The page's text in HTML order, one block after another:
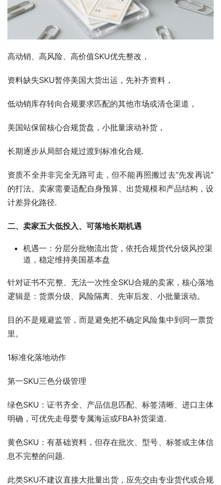
高动销、高风险、高价值SKU优先整改，
资料缺失SKU暂停美国大货出运，先补齐资料，
低动销库存转向合规要求匹配的其他市场或清仓渠道，
美国站保留核心合规货盘，小批量滚动补货，
长期逐步从局部合规过渡到标准化合规.
资质不全并非完全无路可走，但不能再照搬过去“先发再说”
的打法。卖家需要适配自身预算、出货规模和产品结构，设
计差异化路径.
二、卖家五大低投入、可落地长期机遇
机遇一：分层分批物流出货，依托合规货代分级风控渠
道，稳定维持美国基本盘
针对证书不完整、无法一次性全SKU合规的卖家，核心落地
逻辑是：货票分级、风险隔离、先审后发、小批量滚动。
目的不是规避监管，而是避免把不确定风险集中到同一票货
里。
1标准化落地动作
第一SKU三色分级管理
绿色SKU：证书齐全、产品信息匹配、标签清晰、进口主体
明确，可优先走母婴专属海运或FBA补货渠道.
黄色SKU：有基础资料，但存在批次、型号、标签或主体信
息不完整的问题.
此类SKU不建议直接大批量出货，应先交由专业货代或合规